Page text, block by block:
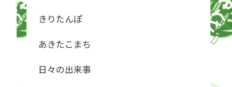
きりたんぽ
あきたこまち
日々の出来事